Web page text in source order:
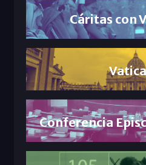
Cáritas con
Conferencia